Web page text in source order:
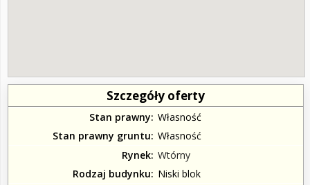
Szczegóły oferty
Stan prawny Własność
Stan prawny gruntu Własność
Rynek Wtórny
Rodzaj budynku
Niski blok